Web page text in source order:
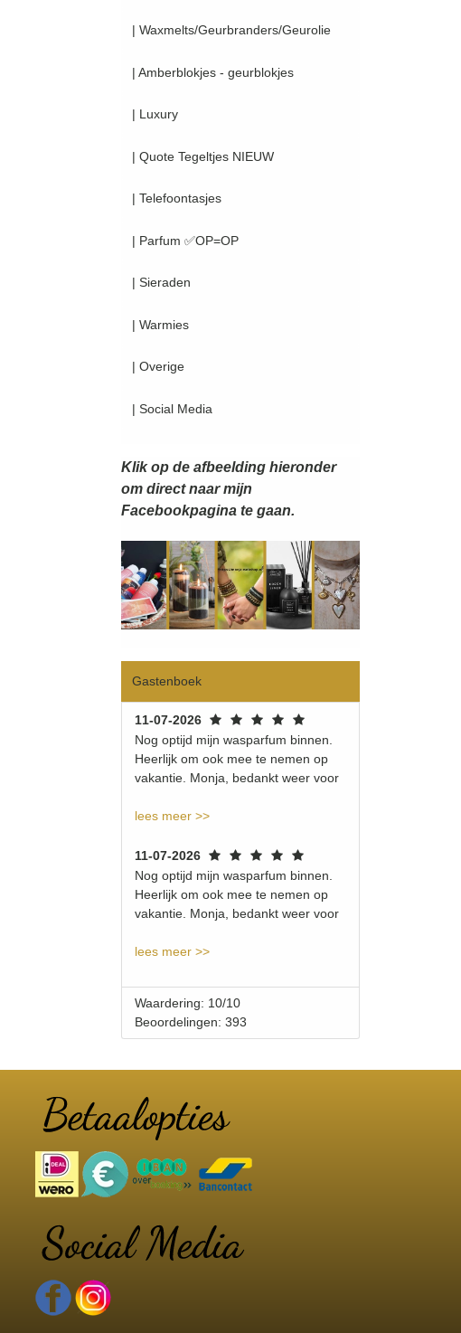
| Waxmelts/Geurbranders/Geurolie
| Amberblokjes - geurblokjes
| Luxury
| Quote Tegeltjes NIEUW
| Telefoontasjes
| Parfum ✅OP=OP
| Sieraden
| Warmies
| Overige
| Social Media
Klik op de afbeelding hieronder
om direct naar mijn
Facebookpagina te gaan.
Gastenboek
11-07-2026
Nog optijd mijn wasparfum binnen.
Heerlijk om ook mee te nemen op
vakantie. Monja, bedankt weer voor
lees meer >>
11-07-2026
Nog optijd mijn wasparfum binnen.
Heerlijk om ook mee te nemen op
vakantie. Monja, bedankt weer voor
lees meer >>
Waardering: 10/10
Beoordelingen: 393